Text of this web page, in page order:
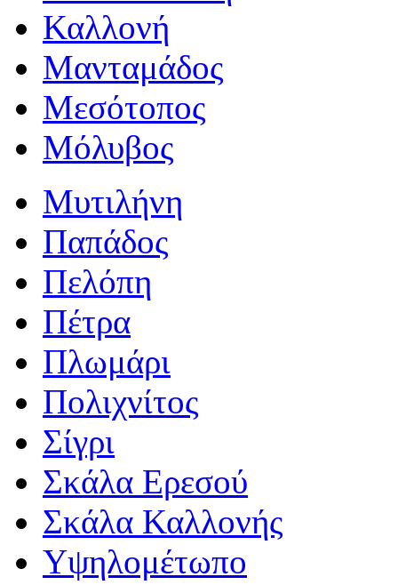
Καλλονή
Μανταμάδος
Μεσότοπος
Μόλυβος
Μυτιλήνη
Παπάδος
Πελόπη
Πέτρα
Πλωμάρι
Πολιχνίτος
Σίγρι
Σκάλα Ερεσού
Σκάλα Καλλονής
Υψηλομέτωπο